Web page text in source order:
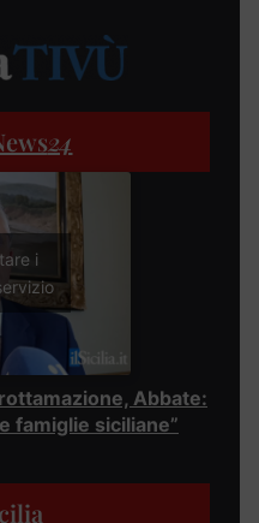
24
i
Abbate:
famiglie siciliane”